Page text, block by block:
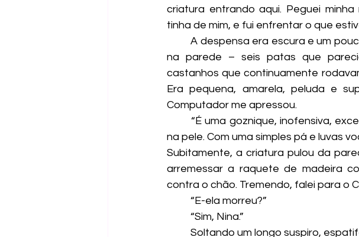
criatura entrando aqui. Peguei
tinha de mim, e fui enfrentar o que
	A despensa era escura e um pouco fria, e demorou muito até eu perceber a criatura
na parede – seis patas que
castanhos que continuamente
Era pequena, amarela, peluda e
Computador me apressou.
	“É uma goznique, inofensiva, exceto pela pelugem que provoca sérias queimaduras
na pele. Com uma simples pá e luvas
Subitamente, a criatura pulou da
arremessar a raquete de madeira
contra o chão. Tremendo, falei para o
	“E-ela morreu?”
	“Sim, Nina.”
Soltando um longo suspiro,